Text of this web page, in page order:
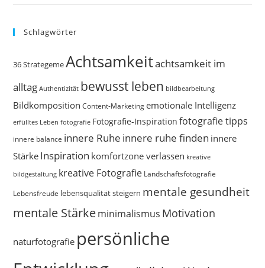
Schlagwörter
36 StrategemeAchtsamkeitachtsamkeit im
alltag Authentizität bewusst leben bildbearbeitung
Bildkomposition Content-Marketing emotionale Intelligenz
erfülltes Leben fotografie Fotografie-Inspiration fotografie tipps
innere balance innere Ruhe innere ruhe finden innere
Stärke Inspiration komfortzone verlassen kreative
bildgestaltung kreative Fotografie Landschaftsfotografie
Lebensfreude lebensqualität steigern mentale gesundheit
mentale Stärkeminimalismus Motivation
naturfotografie persönliche